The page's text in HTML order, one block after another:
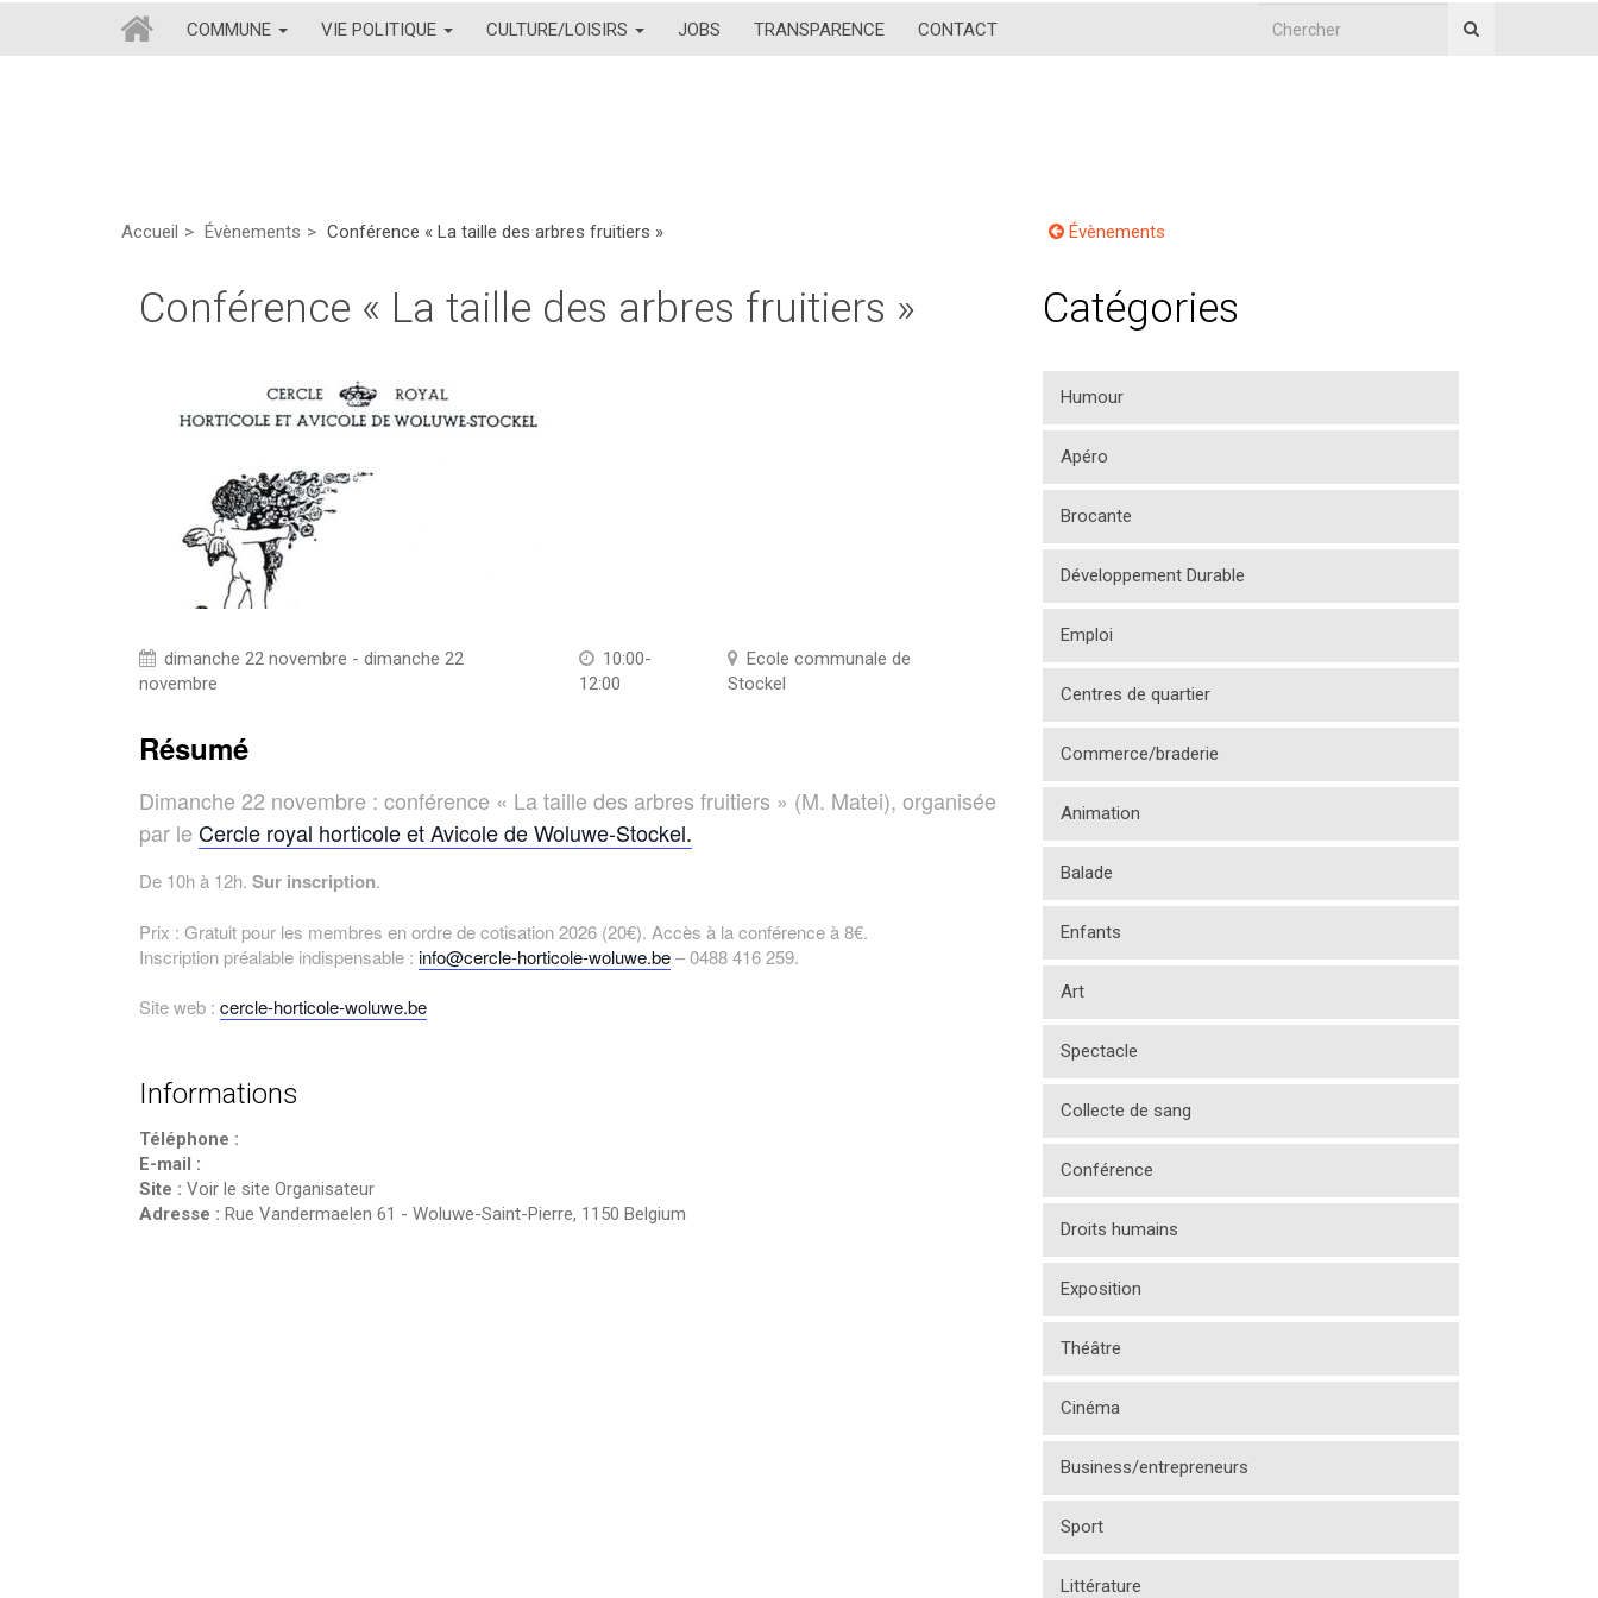
COMMUNE VIE POLITIQUE CULTURE/LOISIRS JOBS TRANSPARENCE CONTACT
Accueil Évènements Conférence « La taille des arbres fruitiers » Évènements
Conférence « La taille des arbres fruitiers »
dimanche 22 novembre - dimanche 22
novembre
10:00-
12:00
Ecole communale de
Stockel
Résumé
Dimanche 22 novembre : conférence « La taille des arbres fruitiers » (M. Matei), organisée
par le Cercle royal horticole et Avicole de Woluwe-Stockel.
De 10h à 12h. Sur inscription.
Prix : Gratuit pour les membres en ordre de cotisation 2026 (20€). Accès à la conférence à 8€.
Inscription préalable indispensable : info@cercle-horticole-woluwe.be– 0488 416 259.
Site web : cercle-horticole-woluwe.be
Informations
Téléphone :
E-mail :
Site : Voir le site Organisateur
Adresse : Rue Vandermaelen 61 - Woluwe-Saint-Pierre, 1150 Belgium
Catégories
Humour
Apéro
Brocante
Développement Durable
Emploi
Centres de quartier
Commerce/braderie
Animation
Balade
Enfants
Art
Spectacle
Collecte de sang
Conférence
Droits humains
Exposition
Théâtre
Cinéma
Business/entrepreneurs
Sport
Littérature